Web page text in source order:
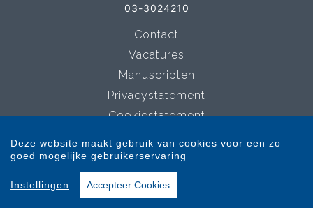
03-3024210
Contact
Vacatures
Manuscripten
Privacystatement
Cookiestatement
Copyright © 2007-2026 Overamstel Uitgevers - Alle rechten voorbehouden -
Ontwerp door
Deze website maakt gebruik van cookies voor een zo
goed mogelijke gebruikerservaring
Instellingen Accepteer Cookies